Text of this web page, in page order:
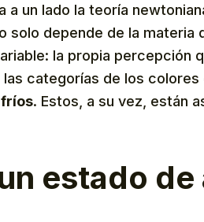
a un lado la teoría
solo depende de la materia
la propia percepción
categorías de los
. Estos, a su vez, están
estado de